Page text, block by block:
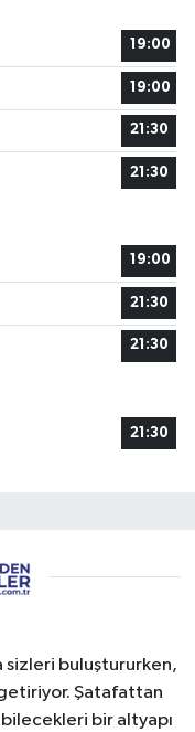
19:00
19:00
21:30
21:30
19:00
21:30
21:30
21:30
sizleri buluştururken,
Şatafattan
bir altyapı